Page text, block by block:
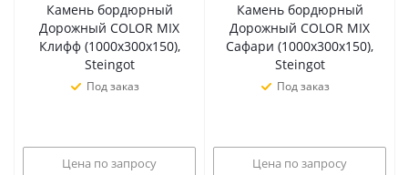
Камень бордюрный
Дорожный COLOR MIX
Клифф (1000х300х150),
Steingot
Под заказ
Цена по запросу
Камень бордюрный
Дорожный COLOR MIX
Сафари (1000х300х150),
Steingot
Под заказ
Цена по запросу